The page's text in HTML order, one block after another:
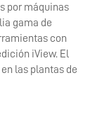
por máquinas
gama de
con
iView. El
las plantas de